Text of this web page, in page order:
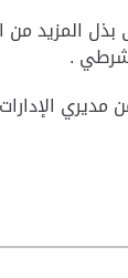
بذل المزيد من
.
مديري